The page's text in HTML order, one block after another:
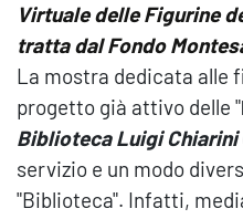
Virtuale delle Figurine
tratta dal Fondo
La mostra dedicata alle
progetto già attivo delle "
Biblioteca Luigi Chiarini
servizio e un modo
"Biblioteca". Infatti,